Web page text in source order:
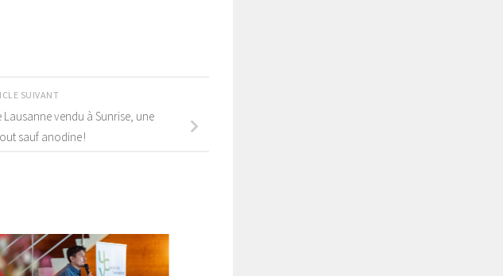
SUIVANT
vendu à Sunrise, une
sauf anodine !